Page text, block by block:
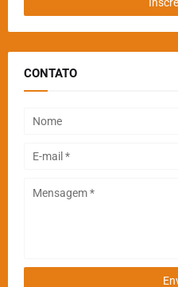
CONTATO